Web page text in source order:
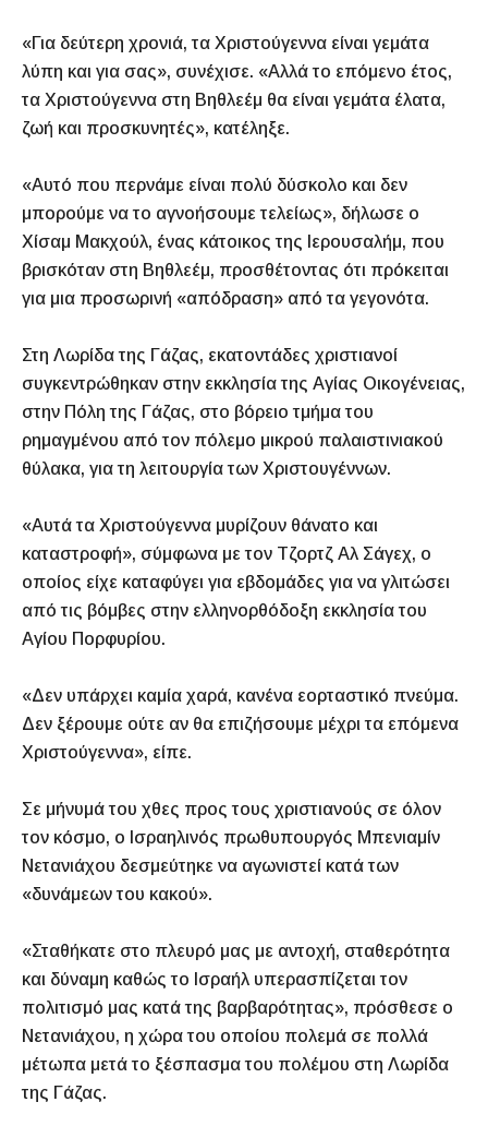
«Για δεύτερη χρονιά, τα Χριστούγεννα είναι γεμάτα
λύπη και για σας», συνέχισε. «Αλλά το επόμενο έτος,
τα Χριστούγεννα στη Βηθλεέμ θα είναι γεμάτα έλατα,
ζωή και προσκυνητές», κατέληξε.
«Αυτό που περνάμε είναι πολύ δύσκολο και δεν
μπορούμε να το αγνοήσουμε τελείως», δήλωσε ο
Χίσαμ Μακχούλ, ένας κάτοικος της Ιερουσαλήμ, που
βρισκόταν στη Βηθλεέμ, προσθέτοντας ότι πρόκειται
για μια προσωρινή «απόδραση» από τα γεγονότα.
Στη Λωρίδα της Γάζας, εκατοντάδες χριστιανοί
συγκεντρώθηκαν στην εκκλησία της Αγίας Οικογένειας,
στην Πόλη της Γάζας, στο βόρειο τμήμα του
ρημαγμένου από τον πόλεμο μικρού παλαιστινιακού
θύλακα, για τη λειτουργία των Χριστουγέννων.
«Αυτά τα Χριστούγεννα μυρίζουν θάνατο και
καταστροφή», σύμφωνα με τον Τζορτζ Αλ Σάγεχ, ο
οποίος είχε καταφύγει για εβδομάδες για να γλιτώσει
από τις βόμβες στην ελληνορθόδοξη εκκλησία του
Αγίου Πορφυρίου.
«Δεν υπάρχει καμία χαρά, κανένα εορταστικό πνεύμα.
Δεν ξέρουμε ούτε αν θα επιζήσουμε μέχρι τα επόμενα
Χριστούγεννα», είπε.
Σε μήνυμά του χθες προς τους χριστιανούς σε όλον
τον κόσμο, ο Ισραηλινός πρωθυπουργός Μπενιαμίν
Νετανιάχου δεσμεύτηκε να αγωνιστεί κατά των
«δυνάμεων του κακού».
«Σταθήκατε στο πλευρό μας με αντοχή, σταθερότητα
και δύναμη καθώς το Ισραήλ υπερασπίζεται τον
πολιτισμό μας κατά της βαρβαρότητας», πρόσθεσε ο
Νετανιάχου, η χώρα του οποίου πολεμά σε πολλά
μέτωπα μετά το ξέσπασμα του πολέμου στη Λωρίδα
της Γάζας.